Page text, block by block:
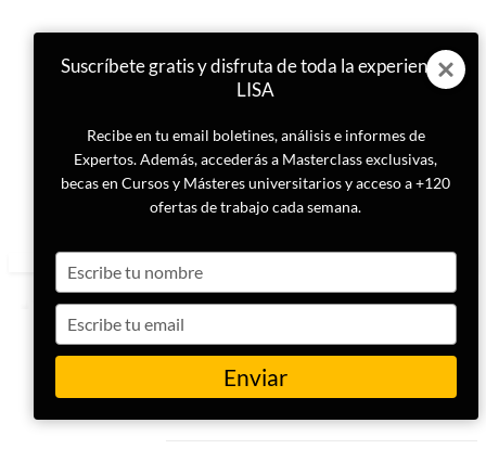
ETIQUETA
Hasán Nasralá
Suscríbete gratis y disfruta de toda la experiencia
LISA
Recibe en tu email boletines, análisis e informes de
Expertos. Además, accederás a Masterclass exclusivas,
becas en Cursos y Másteres universitarios y acceso a +120
ofertas de trabajo cada semana.
your
name
your
email
Enviar